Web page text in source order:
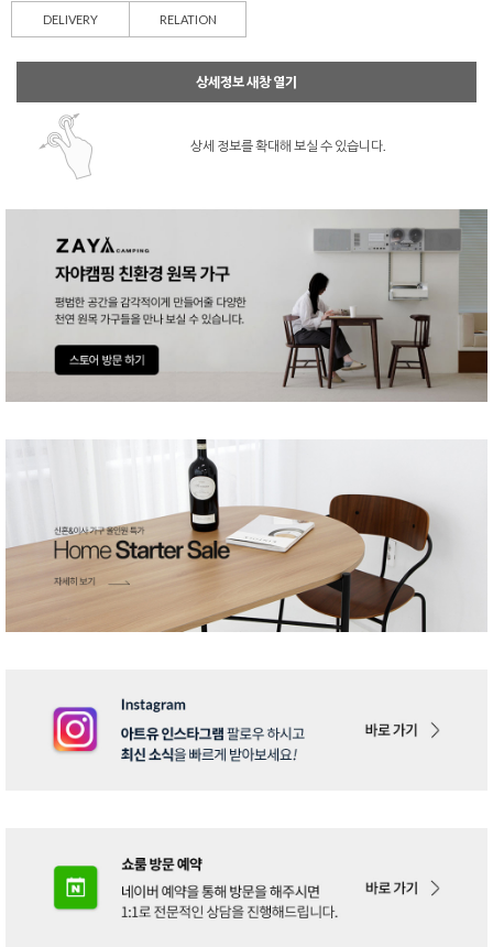
DELIVERY RELATION
상세정보 새창 열기
상세 정보를 확대해 보실 수 있습니다.